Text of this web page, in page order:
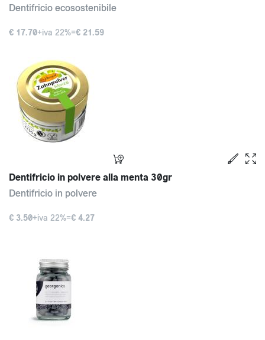
Dentifricio ecosostenibile
€ 17.70+iva 22%=€ 21.59
Dentifricio in polvere alla menta 30gr
Dentifricio in polvere
€ 3.50+iva 22%=€ 4.27